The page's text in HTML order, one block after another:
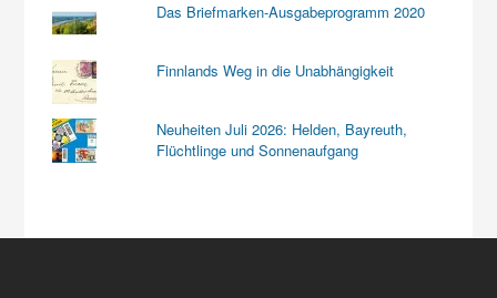
Das Briefmarken-Ausgabeprogramm 2020
Finnlands Weg in die Unabhängigkeit
Neuheiten Juli 2026: Helden, Bayreuth,
Flüchtlinge und Sonnenaufgang